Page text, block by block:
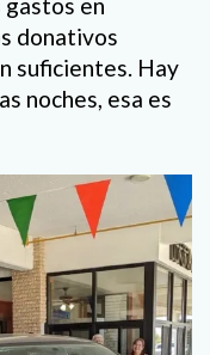
donativos
suficientes. Hay
noches, esa es